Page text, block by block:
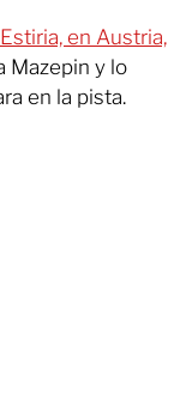
en Austria,
Mazepin y lo
en la pista.